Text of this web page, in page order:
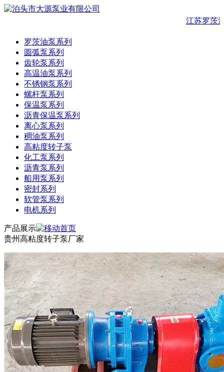
江苏罗茨
罗茨油泵系列
圆弧泵系列
齿轮泵系列
高温油泵系列
不锈钢泵系列
螺杆泵系列
保温泵系列
沥青保温泵系列
离心泵系列
稠油泵系列
高粘度转子泵
化工泵系列
沥青泵系列
船用泵系列
密封系列
软管泵系列
电机系列
产品展示
贵州高粘度转子泵厂家